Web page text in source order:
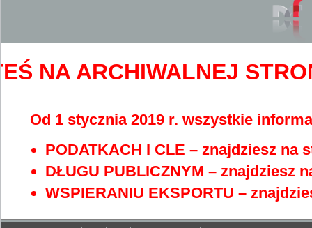
NA ARCHIWALNEJ
Od 1 stycznia 2019 r. wszystkie
PODATKACH I CLE – znajdziesz na
DŁUGU PUBLICZNYM – znajdziesz
WSPIERANIU EKSPORTU –